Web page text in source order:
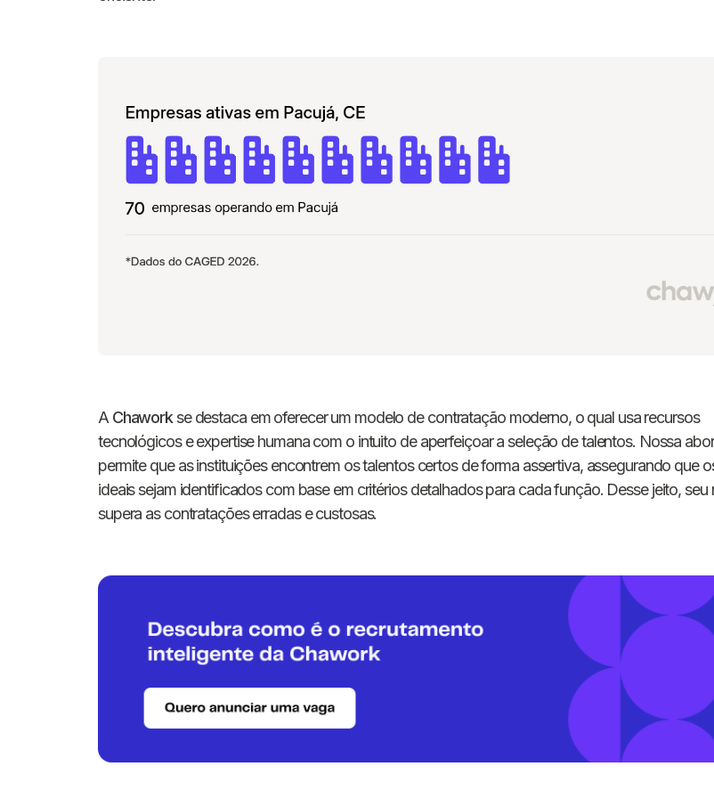
A Chaworkse destaca em oferecer um modelo de contratação moderno, o qual usa recursos
tecnológicos e expertise humana com o intuito de aperfeiçoar a seleção de talentos. Nossa
permite que as instituições encontrem os talentos certos de forma assertiva, assegurando que
ideais sejam identificados com base em critérios detalhados para cada função. Desse jeito, seu
supera as contratações erradas e custosas.